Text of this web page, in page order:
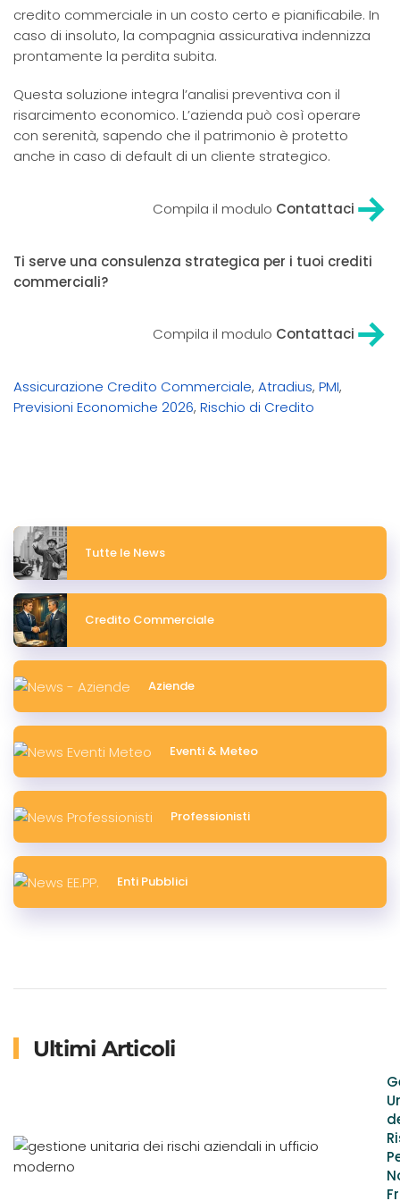
credito commerciale in un costo certo e pianificabile. In
caso di insoluto, la compagnia assicurativa indennizza
prontamente la perdita subita.
Questa soluzione integra l’analisi preventiva con il
risarcimento economico. L’azienda può così operare
con serenità, sapendo che il patrimonio è protetto
anche in caso di default di un cliente strategico.
Compila il modulo Contattaci
Ti serve una consulenza strategica per i tuoi crediti
commerciali?
Compila il modulo Contattaci
Assicurazione Credito Commerciale, Atradius, PMI,
Previsioni Economiche 2026, Rischio di Credito
Tutte le News
Credito Commerciale
Aziende
Eventi & Meteo
Professionisti
Enti Pubblici
Ultimi Articoli